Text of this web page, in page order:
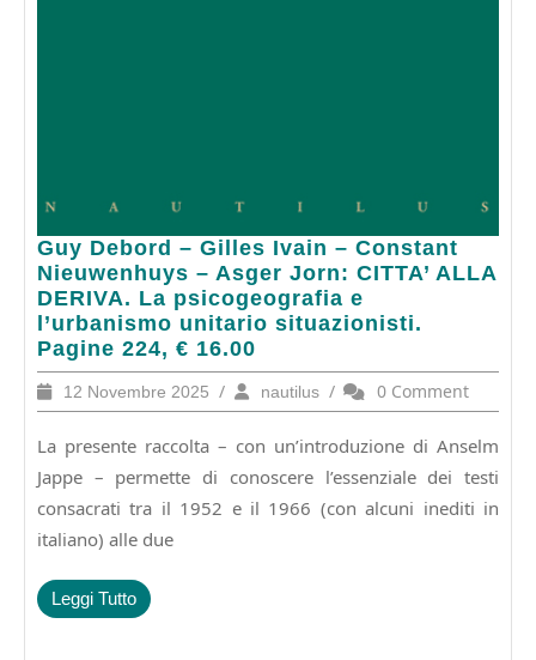
Guy Debord – Gilles Ivain – Constant
Nieuwenhuys – Asger Jorn: CITTA’ ALLA
DERIVA. La psicogeografia e
l’urbanismo unitario situazionisti.
Pagine 224, € 16.00
Guy
Debord
–
Gilles
Ivain
–
Constant
–
Asger
CITTA’
ALLA
La
psicogeografia
12 Novembre 2025 12
Novembre
2025
/ nautilusnautilus
/ 0 Comment
La presente raccolta – con un’introduzione di Anselm
Jappe – permette di conoscere l’essenziale dei testi
consacrati tra il 1952 e il 1966 (con alcuni inediti in
italiano) alle due
Leggi TuttoLeggi
Tutto